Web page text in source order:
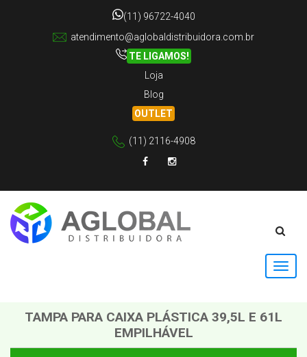
(11) 96722-4040
atendimento@aglobaldistribuidora.com.br
TE LIGAMOS!
Loja
Blog
OUTLET
(11) 2116-4908
TAMPA PARA CAIXA PLÁSTICA 39,5L E 61L
EMPILHÁVEL